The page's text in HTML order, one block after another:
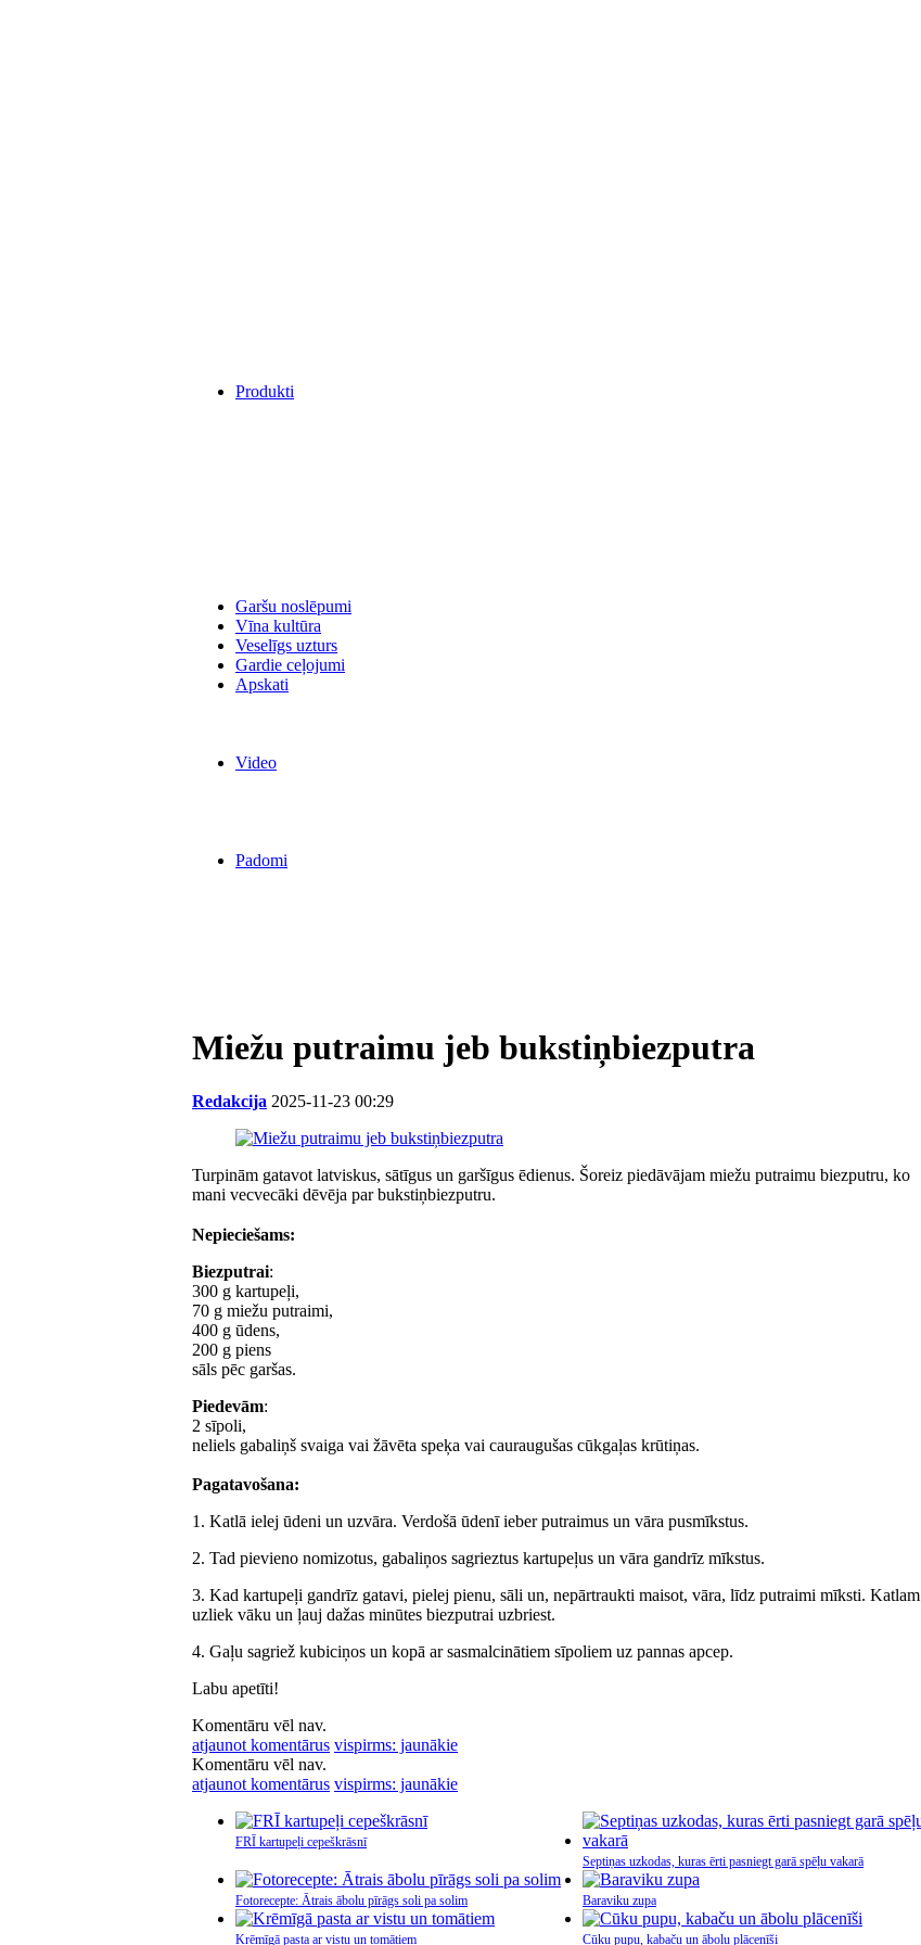
Produkti
Garšu noslēpumi
Vīna kultūra
Veselīgs uzturs
Gardie ceļojumi
Apskati
Video
Padomi
Miežu putraimu jeb bukstiņbiezputra
Redakcija 2025-11-23 00:29
Turpinām gatavot latviskus, sātīgus un garšīgus ēdienus. Šoreiz piedāvājam miežu putraimu biezputru, ko
mani vecvecāki dēvēja par bukstiņbiezputru.
Nepieciešams:
Biezputrai:
300 g kartupeļi,
70 g miežu putraimi,
400 g ūdens,
200 g piens
sāls pēc garšas.
Piedevām:
2 sīpoli,
neliels gabaliņš svaiga vai žāvēta speķa vai cauraugušas cūkgaļas krūtiņas.
Pagatavošana:
1. Katlā ielej ūdeni un uzvāra. Verdošā ūdenī ieber putraimus un vāra pusmīkstus.
2. Tad pievieno nomizotus, gabaliņos sagrieztus kartupeļus un vāra gandrīz mīkstus.
3. Kad kartupeļi gandrīz gatavi, pielej pienu, sāli un, nepārtraukti maisot, vāra, līdz putraimi mīksti. Katlam
uzliek vāku un ļauj dažas minūtes biezputrai uzbriest.
4. Gaļu sagriež kubiciņos un kopā ar sasmalcinātiem sīpoliem uz pannas apcep.
Labu apetīti!
Komentāru vēl nav.
atjaunot komentārus vispirms: jaunākie
Komentāru vēl nav.
atjaunot komentārus vispirms: jaunākie
FRĪ kartupeļi cepeškrāsnī
Septiņas uzkodas, kuras ērti pasniegt garā spēļu vakarā
Fotorecepte: Ātrais ābolu pīrāgs soli pa solim Baraviku zupa
Krēmīgā pasta ar vistu un tomātiem Cūku pupu, kabaču un ābolu plācenīši